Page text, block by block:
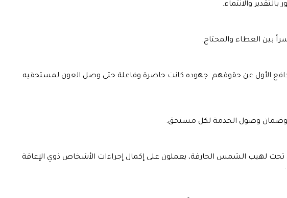
والانتماء.
بين العطاء والمحتاج.
الأول عن حقوقهم. جهوده كانت حاضرة وفاعلة حتى وصل العون لمستحقيه
وضمان وصول الخدمة لكل مستحق.
تحت لهيب الشمس الحارقة، يعملون على إكمال إجراءات الأشخاص ذوي الإعاقة